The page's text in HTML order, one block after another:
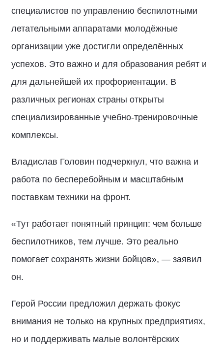
специалистов по управлению беспилотными
летательными аппаратами молодёжные
организации уже достигли определённых
успехов. Это важно и для образования ребят и
для дальнейшей их профориентации. В
различных регионах страны открыты
специализированные учебно-тренировочные
комплексы.
Владислав Головин подчеркнул, что важна и
работа по бесперебойным и масштабным
поставкам техники на фронт.
«Тут работает понятный принцип: чем больше
беспилотников, тем лучше. Это реально
помогает сохранять жизни бойцов», — заявил
он.
Герой России предложил держать фокус
внимания не только на крупных предприятиях,
но и поддерживать малые волонтёрских